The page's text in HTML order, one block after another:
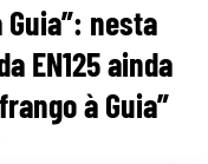
nesta
EN125 ainda
à Guia”